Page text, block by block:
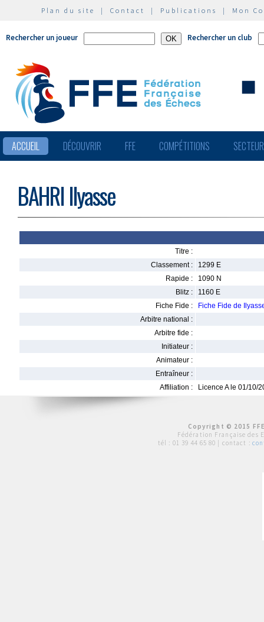
Plan du site | Contact | Publications | Mon
Rechercher un joueur Rechercher un club
ACCUEIL DÉCOUVRIR FFE COMPÉTITIONS
BAHRI Ilyasse
Titre :
Classement :
1299 E
Rapide :
1090 N
Blitz :
1160 E
Fiche Fide :
Fiche Fide de
Arbitre national :
Arbitre fide :
Initiateur :
Animateur :
Entraîneur :
Affiliation :
Licence A le 01/10/
Copyright © 2015
Fédération Française des
tél : 01 39 44 65 80 | contact :